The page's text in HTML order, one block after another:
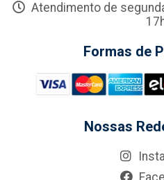
Atendimento de
Formas de
Nossas